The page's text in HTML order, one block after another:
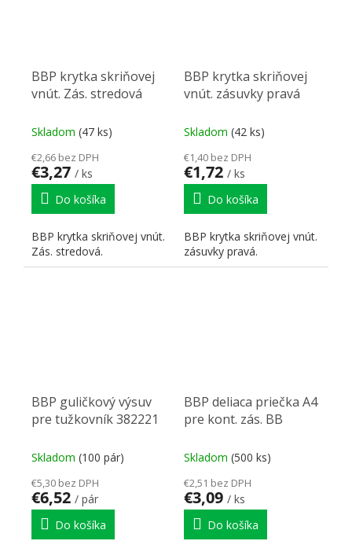
BBP krytka skriňovej
vnút. Zás. stredová
Skladom (47 ks)
€2,66 bez DPH
€3,27 / ks
Do košíka
BBP krytka skriňovej vnút.
Zás. stredová.
BBP krytka skriňovej
vnút. zásuvky pravá
Skladom (42 ks)
€1,40 bez DPH
€1,72 / ks
Do košíka
BBP krytka skriňovej vnút.
zásuvky pravá.
BBP guličkový výsuv
pre tužkovník 382221
Skladom (100 pár)
€5,30 bez DPH
€6,52 / pár
Do košíka
BBP deliaca priečka A4
pre kont. zás. BB
Skladom (500 ks)
€2,51 bez DPH
€3,09 / ks
Do košíka